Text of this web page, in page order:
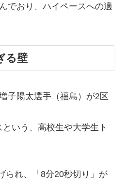
でおり、ハイペースへの適
る壁
子陽太選手（福島）が2区
いう、高校生や大学生ト
られ、「8分20秒切り」が